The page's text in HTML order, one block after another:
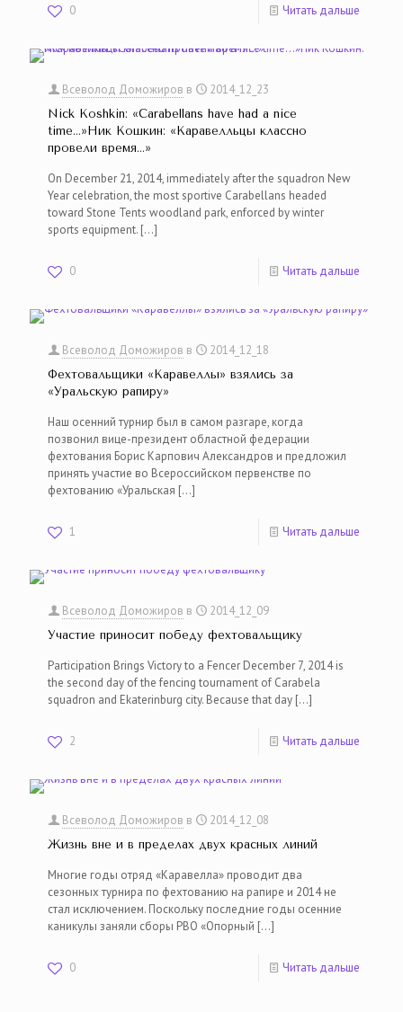
0 Читать дальше
Всеволод Доможиров в 2014_12_23
Nick Koshkin: «Carabellans have had a nice
time…»Ник Кошкин: «Каравелльцы классно
провели время…»
On December 21, 2014, immediately after the squadron New
Year celebration, the most sportive Carabellans headed
toward Stone Tents woodland park, enforced by winter
sports equipment. […]
0 Читать дальше
Всеволод Доможиров в 2014_12_18
Фехтовальщики «Каравеллы» взялись за
«Уральскую рапиру»
Наш осенний турнир был в самом разгаре, когда
позвонил вице-президент областной федерации
фехтования Борис Карпович Александров и предложил
принять участие во Всероссийском первенстве по
фехтованию «Уральская […]
1 Читать дальше
Всеволод Доможиров в 2014_12_09
Участие приносит победу фехтовальщику
Participation Brings Victory to a Fencer December 7, 2014 is
the second day of the fencing tournament of Carabela
squadron and Ekaterinburg city. Because that day […]
2 Читать дальше
Всеволод Доможиров в 2014_12_08
Жизнь вне и в пределах двух красных линий
Многие годы отряд «Каравелла» проводит два
сезонных турнира по фехтованию на рапире и 2014 не
стал исключением. Поскольку последние годы осенние
каникулы заняли сборы РВО «Опорный […]
0 Читать дальше